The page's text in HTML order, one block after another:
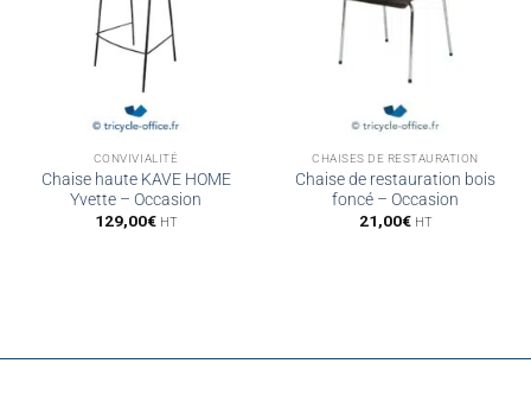
CONVIVIALITÉ
Chaise haute KAVE HOME
Yvette – Occasion
129,00€ HT
CHAISES DE RESTAURATION
Chaise de restauration bois
foncé – Occasion
21,00€ HT